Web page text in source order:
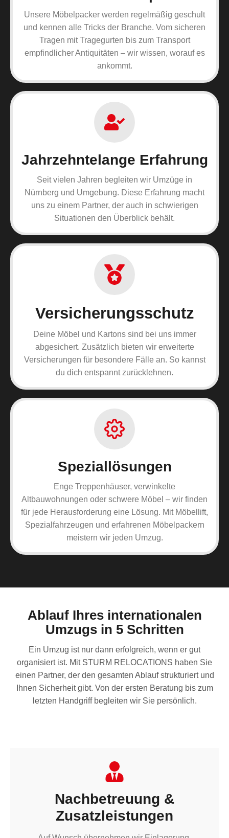
Unsere Möbelpacker werden regelmäßig geschult
und kennen alle Tricks der Branche. Vom sicheren
Tragen mit Tragegurten bis zum Transport
empfindlicher Antiquitäten – wir wissen, worauf es
ankommt.
Jahrzehntelange Erfahrung
Seit vielen Jahren begleiten wir Umzüge in
Nürnberg und Umgebung. Diese Erfahrung macht
uns zu einem Partner, der auch in schwierigen
Situationen den Überblick behält.
Versicherungsschutz
Deine Möbel und Kartons sind bei uns immer
abgesichert. Zusätzlich bieten wir erweiterte
Versicherungen für besondere Fälle an. So kannst
du dich entspannt zurücklehnen.
Speziallösungen
Enge Treppenhäuser, verwinkelte
Altbauwohnungen oder schwere Möbel – wir finden
für jede Herausforderung eine Lösung. Mit Möbellift,
Spezialfahrzeugen und erfahrenen Möbelpackern
meistern wir jeden Umzug.
Ablauf Ihres internationalen
Umzugs in 5 Schritten
Ein Umzug ist nur dann erfolgreich, wenn er gut
organisiert ist. Mit STURM RELOCATIONS haben Sie
einen Partner, der den gesamten Ablauf strukturiert und
Ihnen Sicherheit gibt. Von der ersten Beratung bis zum
letzten Handgriff begleiten wir Sie persönlich.
Nachbetreuung &
Zusatzleistungen